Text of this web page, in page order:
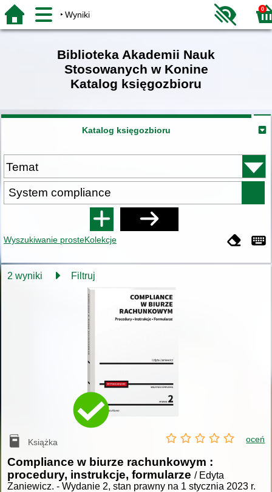
Wyniki
0
Biblioteka Akademii Nauk
Stosowanych w Konine
Katalog księgozbioru
Katalog księgozbioru
Wyszukiwanie prosteKolekcje
2 wyniki Filtruj
Książka oceń
Compliance w biurze rachunkowym :
procedury, instrukcje, formularze / Edyta
Zaniewicz. - Wydanie 2, stan prawny na 1 stycznia 2023 r.